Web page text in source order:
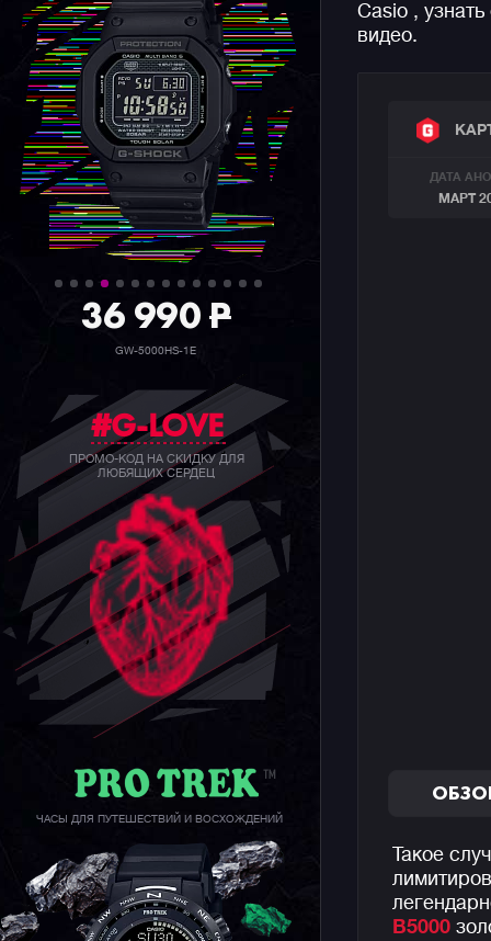
36 990P
GW-5000HS-1E
#G-LOVE
ПРОМО-КОД НА СКИДКУ ДЛЯ
ЛЮБЯЩИХ СЕРДЕЦ
ЧАСЫ ДЛЯ ПУТЕШЕСТВИЙ И ВОСХОЖДЕНИЙ
Casio ,
видео.
ДАТА
МАРТ
Такое
B5000